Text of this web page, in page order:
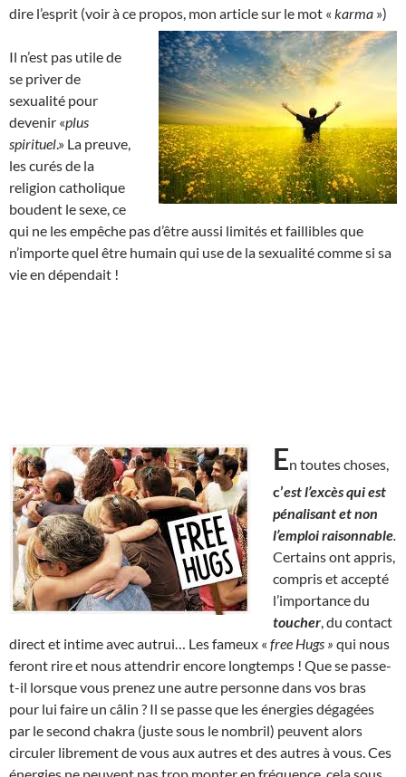
dire l’esprit (voir à ce propos, mon article sur le mot « karma »)
Il n’est pas utile de
se priver de
sexualité pour
devenir «plus
spirituel.» La preuve,
les curés de la
religion catholique
boudent le sexe, ce
qui ne les empêche pas d’être aussi limités et faillibles que
n’importe quel être humain qui use de la sexualité comme si sa
vie en dépendait !
En toutes choses,
c’est l’excès qui est
pénalisant et non
l’emploi raisonnable
Certains ont appris,
compris et accepté
l’importance du
toucher , du contact
direct et intime avec autrui… Les fameux « free Hugs » qui nous
feront rire et nous attendrir encore longtemps ! Que se passe-
t-il lorsque vous prenez une autre personne dans vos bras
pour lui faire un câlin ? Il se passe que les énergies dégagées
par le second chakra (juste sous le nombril) peuvent alors
circuler librement de vous aux autres et des autres à vous. Ces
énergies ne peuvent pas trop monter en fréquence, cela sous